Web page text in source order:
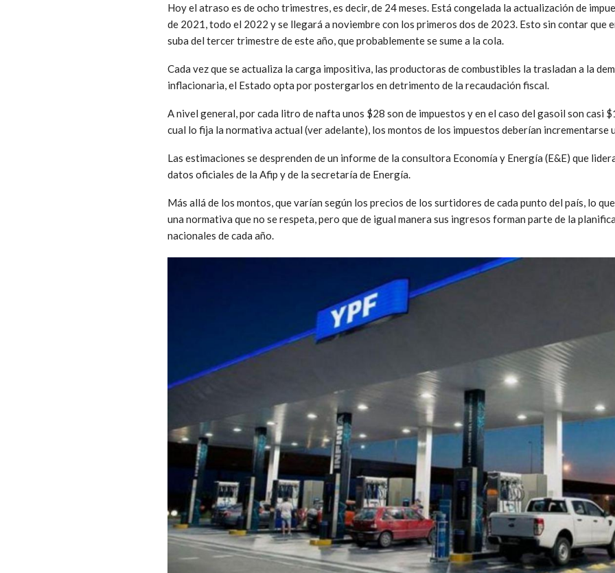
Hoy el atraso es de ocho trimestres, es decir, de 24 meses. Está congelada la actualización de
de 2021, todo el 2022 y se llegará a noviembre con los primeros dos de 2023. Esto sin contar que
suba del tercer trimestre de este año, que probablemente se sume a la cola.
Cada vez que se actualiza la carga impositiva, las productoras de combustibles la trasladan a la
inflacionaria, el Estado opta por postergarlos en detrimento de la recaudación fiscal.
A nivel general, por cada litro de nafta unos $28 son de impuestos y en el caso del gasoil son casi
cual lo fija la normativa actual (ver adelante), los montos de los impuestos deberían incrementarse
Las estimaciones se desprenden de un informe de la consultora Economía y Energía (E&E) que
datos oficiales de la Afip y de la secretaría de Energía.
Más allá de los montos, que varían según los precios de los surtidores de cada punto del país, lo
una normativa que no se respeta, pero que de igual manera sus ingresos forman parte de la
nacionales de cada año.